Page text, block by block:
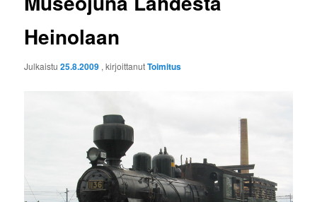
Heinolaan
Julkaistu25.8.2009 , kirjoittanutToimitus